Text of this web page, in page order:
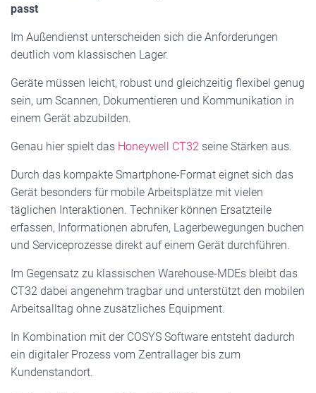
passt
Im Außendienst unterscheiden sich die Anforderungen
deutlich vom klassischen Lager.
Geräte müssen leicht, robust und gleichzeitig flexibel genug
sein, um Scannen, Dokumentieren und Kommunikation in
einem Gerät abzubilden.
Genau hier spielt das Honeywell CT32 seine Stärken aus.
Durch das kompakte Smartphone-Format eignet sich das
Gerät besonders für mobile Arbeitsplätze mit vielen
täglichen Interaktionen. Techniker können Ersatzteile
erfassen, Informationen abrufen, Lagerbewegungen buchen
und Serviceprozesse direkt auf einem Gerät durchführen.
Im Gegensatz zu klassischen Warehouse-MDEs bleibt das
CT32 dabei angenehm tragbar und unterstützt den mobilen
Arbeitsalltag ohne zusätzliches Equipment.
In Kombination mit der COSYS Software entsteht dadurch
ein digitaler Prozess vom Zentrallager bis zum
Kundenstandort.